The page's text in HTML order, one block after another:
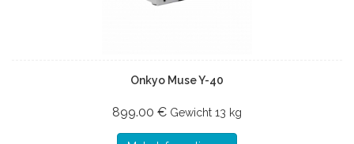
Onkyo Muse Y-40
899.00 € Gewicht 13 kg